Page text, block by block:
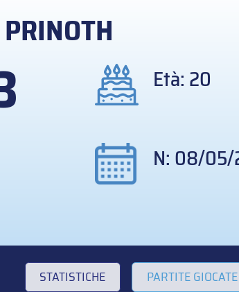
PRINOTH
Età: 20
N: 08/
STATISTICHE PARTITE GIOCATE